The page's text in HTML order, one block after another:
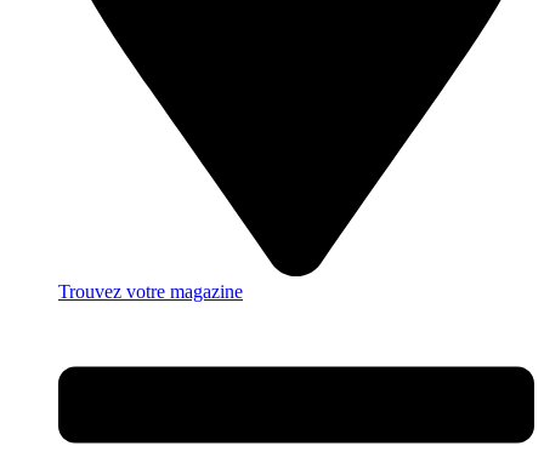
Trouvez votre magazine